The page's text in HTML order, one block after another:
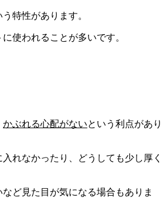
特性があります。
使われることが多いです。
かぶれる心配がないという利点があり
れなかったり、どうしても少し厚く
ど見た目が気になる場合もありま